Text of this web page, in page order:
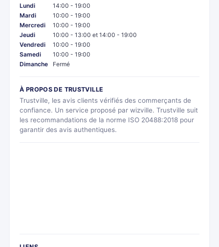
Lundi
14:00 - 19:00
Mardi
10:00 - 19:00
Mercredi
10:00 - 19:00
Jeudi
10:00 - 13:00 et 14:00 - 19:00
Vendredi
10:00 - 19:00
Samedi
10:00 - 19:00
Dimanche
Fermé
À PROPOS DE TRUSTVILLE
Trustville, les avis clients vérifiés des commerçants de
confiance. Un service proposé par wizville. Trustville suit
les recommandations de la norme ISO 20488:2018 pour
garantir des avis authentiques.